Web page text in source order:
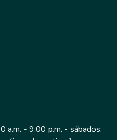
a.m. - 9:00 p.m. - sábados: